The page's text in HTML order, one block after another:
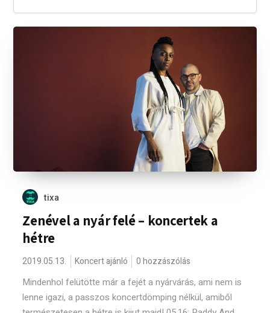
tixa
Zenével a nyár felé – koncertek a
hétre
2019.05.13. Koncert ajánló 0 hozzászólás
Mindenhol felütötte már a fejét a nyárvárás, ami nem is
lenne igazi, a passzos koncertdömping nélkül, amiből